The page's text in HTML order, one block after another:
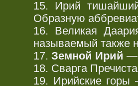
15. Ирий
Образную
16. Великая
называемый также
17. Земной Ирий —
18. Сварга
19. Ирийские горы